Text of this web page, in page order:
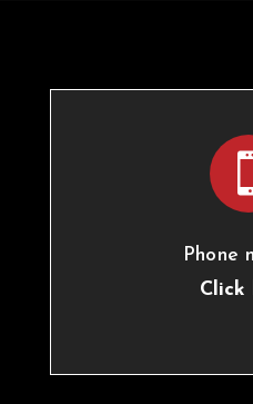
Phone
Click